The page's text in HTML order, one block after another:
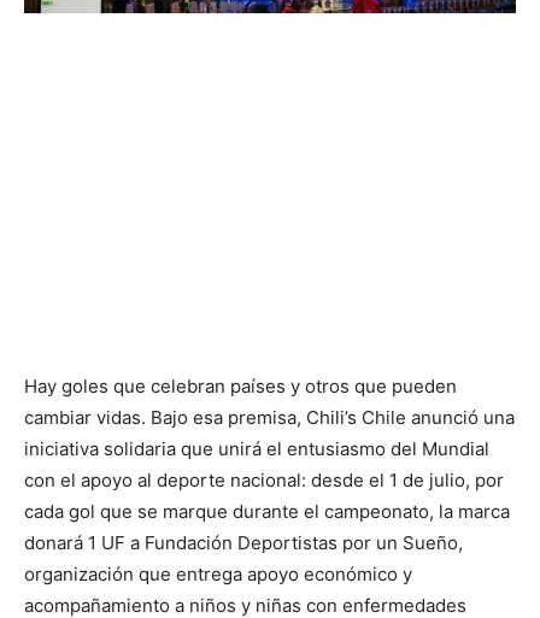
Hay goles que celebran países y otros que pueden
cambiar vidas. Bajo esa premisa, Chili’s Chile anunció una
iniciativa solidaria que unirá el entusiasmo del Mundial
con el apoyo al deporte nacional: desde el 1 de julio, por
cada gol que se marque durante el campeonato, la marca
donará 1 UF a Fundación Deportistas por un Sueño,
organización que entrega apoyo económico y
acompañamiento a niños y niñas con enfermedades